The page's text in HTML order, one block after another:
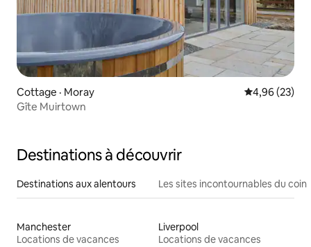
Cottage · Moray Note
4,96 (23)
Gîte Muirtown
Destinations à découvrir
Destinations aux alentours Les sites incontournables du coin
Manchester
Locations de vacances
Liverpool
Locations de vacances